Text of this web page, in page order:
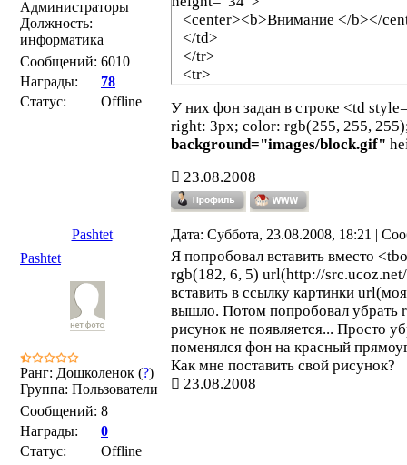
Администраторы
Должность:
информатика
Сообщений: 6010
Награды:
78
Статус:
Offline
<center><b>Внимание </b></
</td>
</tr>
<tr>
rgb(255, 255, 255);">
<div style="font-size: 8pt;
Tahoma,Arial; text-align:
проведения игр FIFA 08.</span>
<div style="font-size: 8pt;
<img alt="" src="/arrow.gif"
<span style="font-size:
</td>
</tr>
</tbody></table>
У них фон задан в строке <td
right: 3px; color: rgb(255, 255,
background="images/block.gif"
23.08.2008
Pashtet
Дата: Суббота, 23.08.2008, 18:21 |
Pashtet
Ранг: Дошколенок (?)
Группа: Пользователи
Сообщений: 8
Награды:
0
Статус:
Offline
Я попробовал вставить вместо
rgb(182, 6, 5) url(http://
вставить в ссылку картинки
вышло. Потом попробовал убрать
рисунок не появляется... Просто
поменялся фон на красный
Как мне поставить свой рисунок?
23.08.2008